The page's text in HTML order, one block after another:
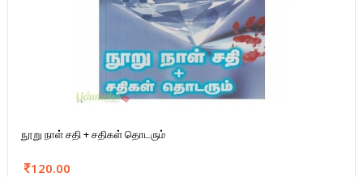
நூறு நாள் சதி + சதிகள் தொடரும்
120.00